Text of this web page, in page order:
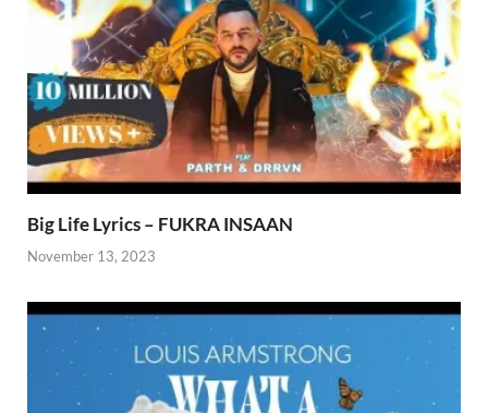
Big Life Lyrics – FUKRA INSAAN
November 13, 2023